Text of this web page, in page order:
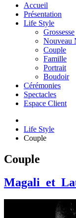
Accueil
Présentation
Life Style
Grossesse
Nouveau
Couple
Famille
Portrait
Boudoir
Cérémonies
Spectacles
Espace Client
Life Style
Couple
Couple